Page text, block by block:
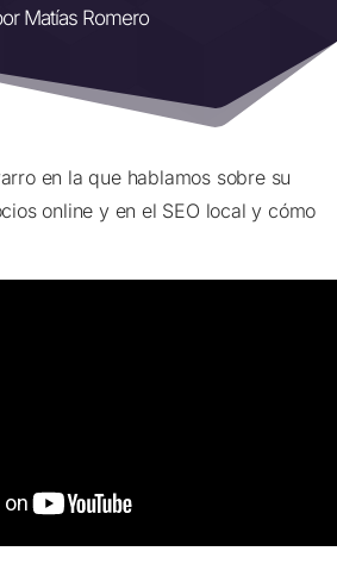
Matías Romero
en la que hablamos sobre su
online y en el SEO local y cómo